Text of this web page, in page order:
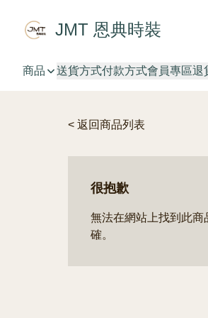
JMT 恩典時裝
商品 送貨方式付款方式會員專區退
< 返回商品列表
很抱歉
無法在網站上找到此商
確。